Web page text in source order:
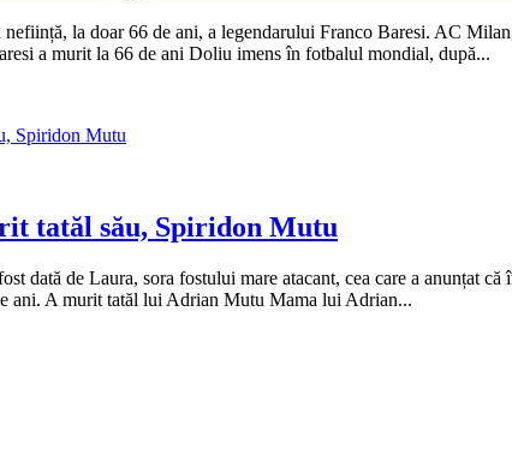
la doar 66 de ani, a legendarului Franco Baresi. AC
a murit la 66 de ani Doliu imens în fotbalul mondial, după...
tatăl său, Spiridon Mutu
dată de Laura, sora fostului mare atacant, cea care a anunțat
ani. A murit tatăl lui Adrian Mutu Mama lui Adrian...